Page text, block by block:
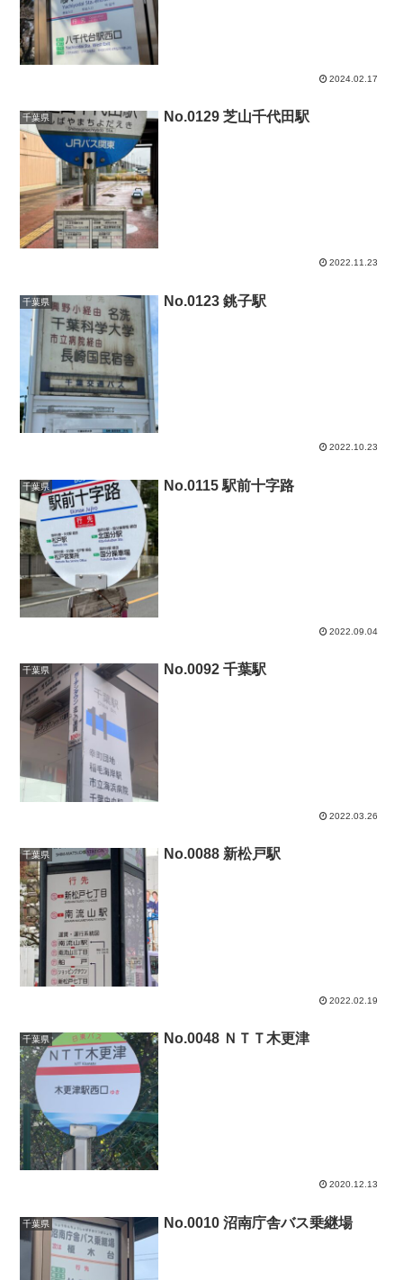
2024.02.17
千葉県 No.0129 芝山千代田駅
2022.11.23
千葉県 No.0123 銚子駅
2022.10.23
千葉県 No.0115 駅前十字路
2022.09.04
千葉県 No.0092 千葉駅
2022.03.26
千葉県 No.0088 新松戸駅
2022.02.19
千葉県 No.0048 ＮＴＴ木更津
2020.12.13
千葉県 No.0010 沼南庁舎バス乗継場